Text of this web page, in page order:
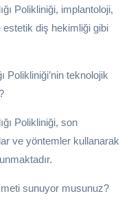
Polikliniği, implantoloji,
estetik diş hekimliği gibi
Polikliniği’nin teknolojik
Polikliniği, son
ve yöntemler kullanarak
sunuyor musunuz?